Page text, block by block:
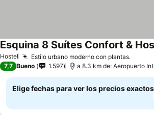
Hostel Estilo urbano moderno con plantas.Ver
Esquina 8 Suítes Confort &
7,7 Bueno 1.597 a 8.3 km de: Aeropuerto
Elige fechas para ver los precios exactos